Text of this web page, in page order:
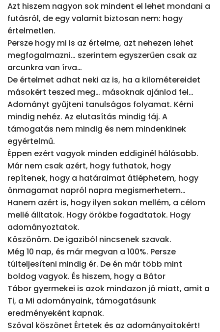
Azt hiszem nagyon sok mindent el lehet mondani a
futásról, de egy valamit biztosan nem: hogy
értelmetlen.
Persze hogy mi is az értelme, azt nehezen lehet
megfogalmazni… szerintem egyszerűen csak az
arcunkra van írva…
De értelmet adhat neki az is, ha a kilométereidet
másokért teszed meg… másoknak ajánlod fel…
Adományt gyűjteni tanulságos folyamat. Kérni
mindig nehéz. Az elutasítás mindig fáj. A
támogatás nem mindig és nem mindenkinek
egyértelmű.
Éppen ezért vagyok minden eddiginél hálásabb.
Már nem csak azért, hogy futhatok, hogy
repítenek, hogy a határaimat átléphetem, hogy
önmagamat napról napra megismerhetem…
Hanem azért is, hogy ilyen sokan mellém, a célom
mellé álltatok. Hogy örökbe fogadtatok. Hogy
adományoztatok.
Köszönöm. De igaziból nincsenek szavak.
Még 10 nap, és már megvan a 100%. Persze
túlteljesíteni mindig ér. De én már több mint
boldog vagyok. És hiszem, hogy a Bátor
Tábor gyermekei is azok mindazon jó miatt, amit a
Ti, a Mi adományaink, támogatásunk
eredményeként kapnak.
Szóval köszönet Értetek és az adományaitokért!